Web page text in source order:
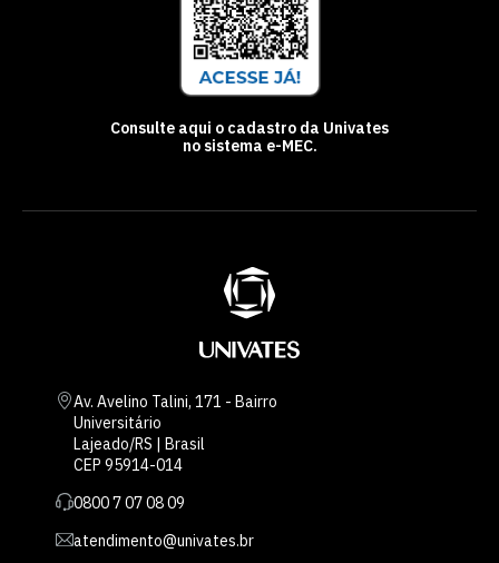
Consulte aqui o cadastro da Univates
no sistema e-MEC.
Av. Avelino Talini, 171 - Bairro
Universitário
Lajeado/RS | Brasil
CEP 95914-014
0800 7 07 08 09
atendimento@univates.br